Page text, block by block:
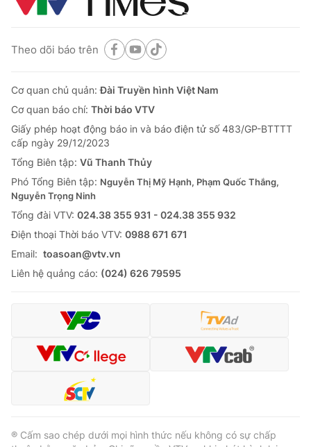
Theo dõi báo trên
Cơ quan chủ quản:Đài Truyền hình Việt Nam
Cơ quan báo chí: Thời báo VTV
Giấy phép hoạt động báo in và báo điện tử số 483/GP-BTTTT
cấp ngày 29/12/2023
Tổng Biên tập: Vũ Thanh Thủy
Phó Tổng Biên tập: Nguyễn Thị Mỹ Hạnh, Phạm Quốc Thắng,
Nguyễn Trọng Ninh
Tổng đài VTV: 024.38 355 931 - 024.38 355 932
Ðiện thoại Thời báo VTV: 0988 671 671
Email: toasoan@vtv.vn
Liên hệ quảng cáo: (024) 626 79595
® Cấm sao chép dưới mọi hình thức nếu không có sự chấp